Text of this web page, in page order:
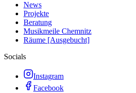
News
Projekte
Beratung
Musikmeile Chemnitz
Räume [Ausgebucht]
Socials
Instagram
Facebook